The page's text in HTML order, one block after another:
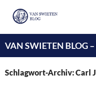
VAN SWIETEN BLOG
INHALT
SPRINGEN
Schlagwort-Archiv: Carl